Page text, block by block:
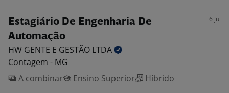
Estagiário De Engenharia De
Automação
6 jul
HW GENTE E GESTÃO LTDA
Contagem - MG
A combinar
Ensino Superior Híbrido